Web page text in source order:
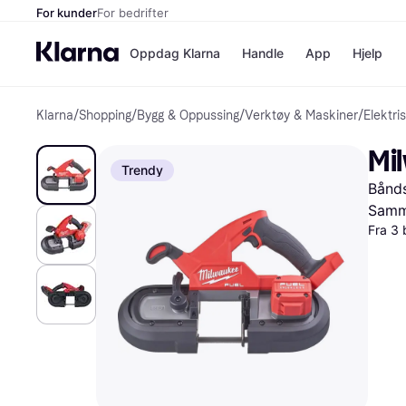
For kunderFor bedrifter
Oppdag Klarna
Betal nå
Betal i 3
Betal innen
Finansiering
Handle
Butikker
App Hjelp
Klarna/Shopping/Bygg & Oppussing/Verktøy & Maskiner/
Trendy
Fra 3